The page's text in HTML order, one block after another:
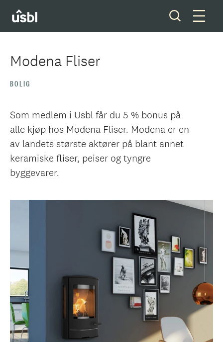
Våre tjenester
Boliger og tomter
Ditt styreverv
Medlemskap
Modena Fliser
BOLIG
Som medlem i Usbl får du 5 % bonus på
alle kjøp hos Modena Fliser. Modena er en
av landets største aktører på blant annet
keramiske fliser, peiser og tyngre
byggevarer.